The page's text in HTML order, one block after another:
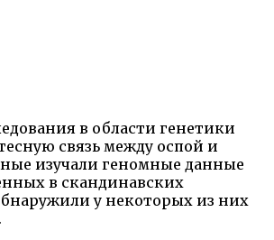
в области генетики
связь между оспой и
изучали геномные данные
в скандинавских
у некоторых из них